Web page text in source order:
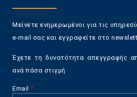
Μείνετε ενημερωμένοι για τις
e-mail σας και εγγραφείτε στο
Έχετε τη δυνατότητα απεγγραφής
ανά πάσα στιγμή
Email *